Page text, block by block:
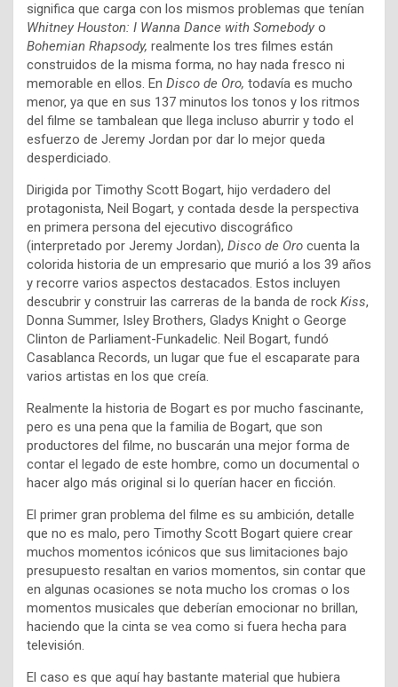
significa que carga con los mismos problemas que tenían
Whitney Houston: I Wanna Dance with Somebody o
Bohemian Rhapsody, realmente los tres filmes están
construidos de la misma forma, no hay nada fresco ni
memorable en ellos. En Disco de Oro, todavía es mucho
menor, ya que en sus 137 minutos los tonos y los ritmos
del filme se tambalean que llega incluso aburrir y todo el
esfuerzo de Jeremy Jordan por dar lo mejor queda
desperdiciado.
Dirigida por Timothy Scott Bogart, hijo verdadero del
protagonista, Neil Bogart, y contada desde la perspectiva
en primera persona del ejecutivo discográfico
(interpretado por Jeremy Jordan), Disco de Oro cuenta la
colorida historia de un empresario que murió a los 39 años
y recorre varios aspectos destacados. Estos incluyen
descubrir y construir las carreras de la banda de rock Kiss,
Donna Summer, Isley Brothers, Gladys Knight o George
Clinton de Parliament-Funkadelic. Neil Bogart, fundó
Casablanca Records, un lugar que fue el escaparate para
varios artistas en los que creía.
Realmente la historia de Bogart es por mucho fascinante,
pero es una pena que la familia de Bogart, que son
productores del filme, no buscarán una mejor forma de
contar el legado de este hombre, como un documental o
hacer algo más original si lo querían hacer en ficción.
El primer gran problema del filme es su ambición, detalle
que no es malo, pero Timothy Scott Bogart quiere crear
muchos momentos icónicos que sus limitaciones bajo
presupuesto resaltan en varios momentos, sin contar que
en algunas ocasiones se nota mucho los cromas o los
momentos musicales que deberían emocionar no brillan,
haciendo que la cinta se vea como si fuera hecha para
televisión.
El caso es que aquí hay bastante material que hubiera